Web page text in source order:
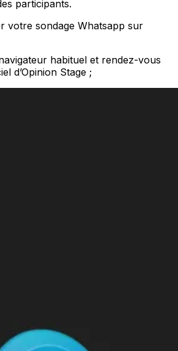
participants.
votre sondage Whatsapp sur
habituel et rendez-vous
d’Opinion Stage ;